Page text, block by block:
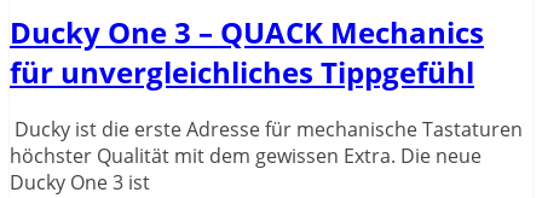
Ducky One 3 – QUACK Mechanics
für unvergleichliches Tippgefühl
Ducky ist die erste Adresse für mechanische Tastaturen
höchster Qualität mit dem gewissen Extra. Die neue
Ducky One 3 ist